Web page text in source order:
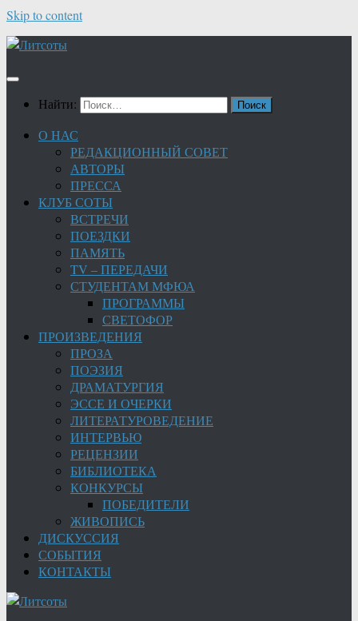
Skip to content
Найти:
О НАС
РЕДАКЦИОННЫЙ СОВЕТ
АВТОРЫ
ПРЕССА
КЛУБ СОТЫ
ВСТРЕЧИ
ПОЕЗДКИ
ПАМЯТЬ
TV – ПЕРЕДАЧИ
СТУДЕНТАМ МФЮА
ПРОГРАММЫ
СВЕТОФОР
ПРОИЗВЕДЕНИЯ
ПРОЗА
ПОЭЗИЯ
ДРАМАТУРГИЯ
ЭССЕ И ОЧЕРКИ
ЛИТЕРАТУРОВЕДЕНИЕ
ИНТЕРВЬЮ
РЕЦЕНЗИИ
БИБЛИОТЕКА
КОНКУРСЫ
ПОБЕДИТЕЛИ
ЖИВОПИСЬ
ДИСКУССИЯ
СОБЫТИЯ
КОНТАКТЫ